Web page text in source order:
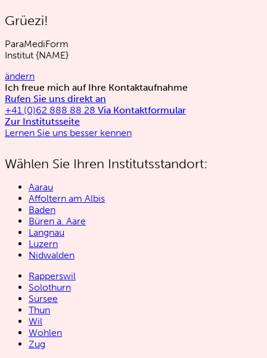
Grüezi!
ParaMediForm
Institut {NAME}
ändern
Ich freue mich auf Ihre Kontaktaufnahme
Rufen Sie uns direkt an
+41 (0)62 888 88 28 Via Kontaktformular
Zur Institutsseite
Lernen Sie uns besser kennen
Wählen Sie Ihren Institutsstandort:
Aarau
Affoltern am Albis
Baden
Büren a. Aare
Langnau
Luzern
Nidwalden
Rapperswil
Solothurn
Sursee
Thun
Wil
Wohlen
Zug